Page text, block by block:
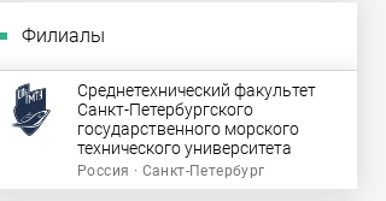
Филиалы
Среднетехнический факультет
Санкт-Петербургского
государственного морского
технического университета
Россия · Санкт-Петербург